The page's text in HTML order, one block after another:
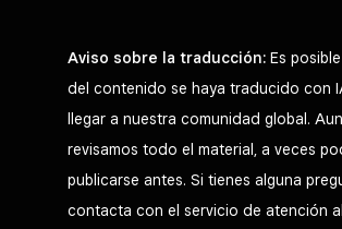
Aviso sobre la traducción: Es
del contenido se haya traducido con
llegar a nuestra comunidad global.
revisamos todo el material, a veces
publicarse antes. Si tienes alguna
contacta con el servicio de atención